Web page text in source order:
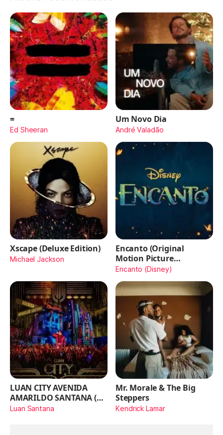
=
Ed Sheeran
Um Novo Dia
André Valadão
Xscape (Deluxe Edition)
Michael Jackson
Encanto (Original
Motion Picture
Soundtrack)
Encanto (Disney)
LUAN CITY AVENIDA
AMARILDO SANTANA (Ao
Vivo)
Luan Santana
Mr. Morale & The Big
Steppers
Kendrick Lamar